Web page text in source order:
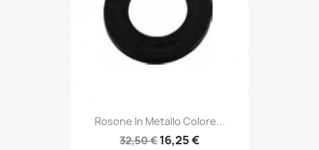
Rosone In Metallo Colore...
32,50 € 16,25 €